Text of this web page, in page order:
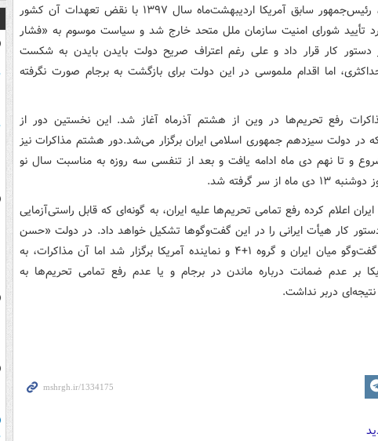
«دونالد ترامپ»، رئیس‌جمهور سابق آمریکا اردیبهشت‌ماه سال ۱۳۹۷ با نقض تعهدات آن کشور
تأیید شورای امنیت سازمان ملل متحد خارج شد و سیاست موسوم به «فشار
دستور کار قرار داد و علی رغم اعتراف صریح دولت بایدن بایدن به شکست
اما اقدام ملموسی در این دولت برای بازگشت به برجام صورت نگرفته
رفع تحریم‌ها در وین از هشتم آذرماه آغاز شد. این نخستین دور از
در دولت سیزدهم جمهوری اسلامی ایران برگزار می‌شد.دور هشتم مذاکرات نیز
و تا نهم دی ماه ادامه یافت و بعد از تنفسی سه روزه به مناسبت سال نو
از سر گرفته شد.
اعلام کرده رفع تمامی تحریم‌ها علیه ایران، به گونه‌ای که قابل راستی‌آزمایی
کار هیأت ایرانی را در این گفت‌وگوها تشکیل خواهد داد. در دولت «حسن
روحانی» ۶ دور گفت‌وگو میان ایران و گروه ۱+۴ و نماینده آمریکا برگزار شد اما آن مذاکرات، به
بر عدم ضمانت درباره ماندن در برجام و یا عدم رفع تمامی تحریم‌ها به
دربر نداشت.